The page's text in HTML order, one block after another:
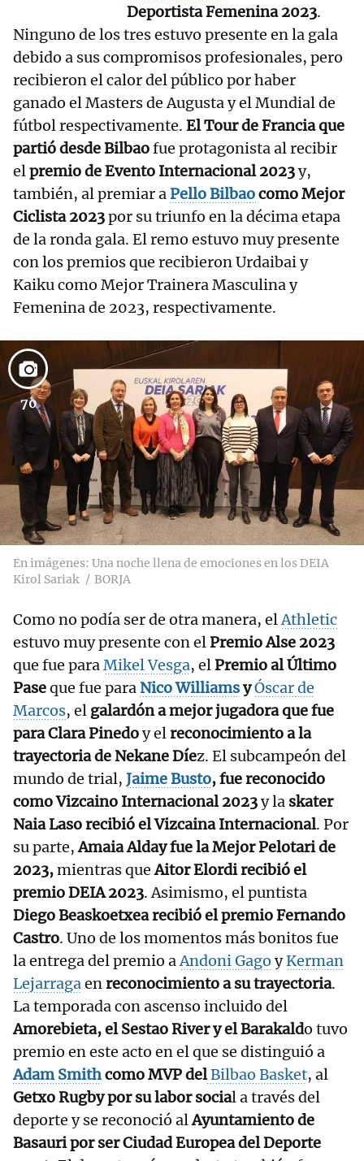
Deportista Femenina 2023.
Ninguno de los tres estuvo presente en la gala
debido a sus compromisos profesionales, pero
recibieron el calor del público por haber
ganado el Masters de Augusta y el Mundial de
fútbol respectivamente. El Tour de Francia que
partió desde Bilbaofue protagonista al recibir
elpremio de Evento Internacional 2023y,
también, al premiar aPello Bilbaocomo Mejor
Ciclista 2023por su triunfo en la décima etapa
de la ronda gala. El remo estuvo muy presente
con los premios que recibieron Urdaibai y
Kaiku como Mejor Trainera Masculina y
Femenina de 2023, respectivamente.
70
En imágenes: Una noche llena de emociones en los DEIA
Kirol Sariak
BORJA
Como no podía ser de otra manera, el Athletic
estuvo muy presente con el Premio Alse 2023
que fue para Mikel Vesga, el Premio al Último
Paseque fue para Nico WilliamsyÓscar de
Marcos, el galardón a mejor jugadora que fue
para Clara Pinedoy el reconocimiento a la
trayectoria de Nekane Díez. El subcampeón del
mundo de trial, Jaime Busto, fue reconocido
como Vizcaino Internacional 2023y la skater
Naia Laso recibió el Vizcaina Internacional. Por
su parte,Amaia Alday fue la Mejor Pelotari de
2023,mientras queAitor Elordi recibió el
premio DEIA 2023. Asimismo, el puntista
Diego Beaskoetxea recibió el premio Fernando
Castro. Uno de los momentos más bonitos fue
la entrega del premio a Andoni Gago yKerman
Lejarraga en reconocimiento a su trayectoria.
La temporada con ascenso incluido del
Amorebieta, el Sestao River y el Barakaldo tuvo
premio en este acto en el que se distinguió a
Adam Smithcomo MVP delBilbao Basket, al
Getxo Rugby por su labor social a través del
deporte y se reconoció alAyuntamiento de
Basauri por ser Ciudad Europea del Deporte